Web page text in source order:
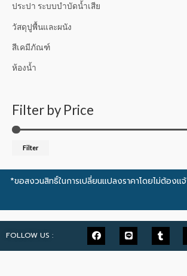
ประปา ระบบบำบัดน้ำเสีย
วัสดุปูพื้นและผนัง
สีเคมีภัณฑ์
ห้องน้ำ
Filter by Price
Filter
*ขอสงวนสิทธิ์ในการเปลี่ยนแปลงราคาโดยไม่ต้องแ
FOLLOW US :